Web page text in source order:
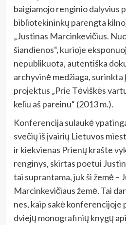
baigiamojo renginio dalyvius
bibliotekininkų parengta
„Justinas Marcinkevičius.
šiandienos“, kurioje
nepublikuota, autentiška
archyvinė medžiaga, surinkta
projektus „Prie Tėviškės
keliu aš pareinu“ (2013 m.).
Konferencija sulaukė
svečių iš įvairių Lietuvos
ir kiekvienas Prienų krašte
renginys, skirtas poetui
tai suprantama, juk ši žemė –
Marcinkevičiaus žemė. Tai
nes, kaip sakė konferencijoje
dviejų monografinių knygų